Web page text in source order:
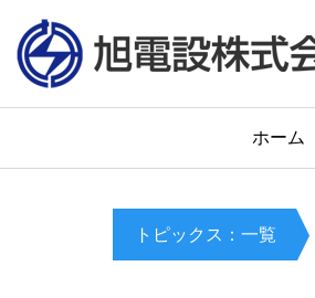
ホーム
トピックス：一覧